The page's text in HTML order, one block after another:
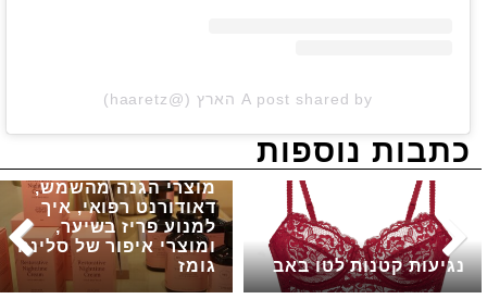
A post shared by הארץ (@haaretz)
כתבות נוספות
מוצרי הגנה מהשמש,
דאודורנט רפואי, איך
למנוע פריז בשיער,
ומוצרי איפור של סלינה
גומז
נגיעות קטנות לטו באב